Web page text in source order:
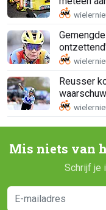
Reusser
Mis niets van
Schrijf je